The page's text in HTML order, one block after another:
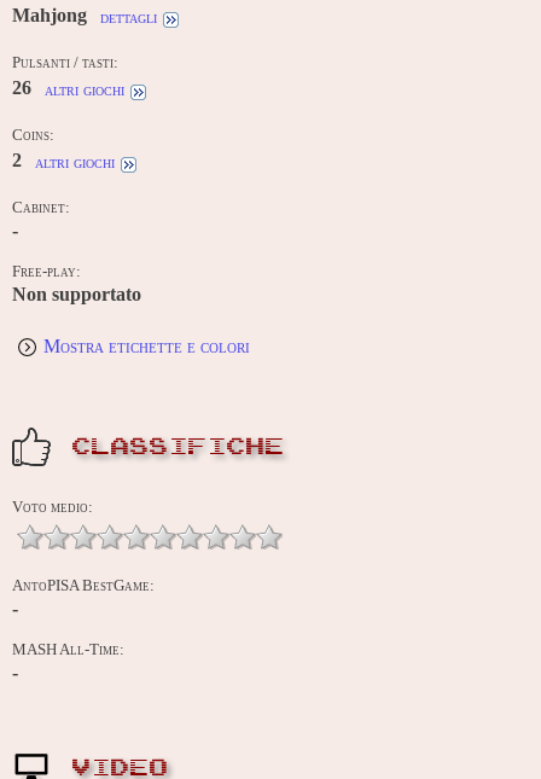
Mahjong dettagli
Pulsanti / tasti:
26 altri giochi
Coins:
2 altri giochi
Cabinet:
-
Free-play:
Non supportato
Mostra etichette e colori
CLASSIFICHE
Voto medio:
AntoPISA BestGame:
-
MASH All-Time:
-
VIDEO